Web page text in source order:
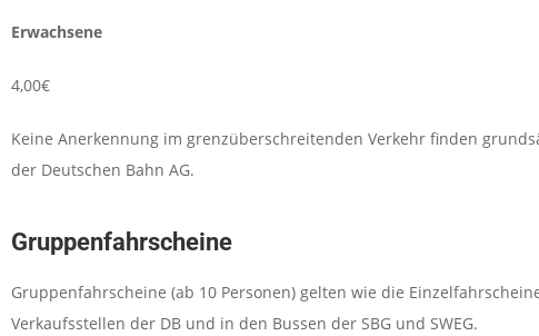
Erwachsene
4,00€
Keine Anerkennung im grenzüberschreitenden Verkehr finden
der Deutschen Bahn AG.
Gruppenfahrscheine
Gruppenfahrscheine (ab 10 Personen) gelten wie die
Verkaufsstellen der DB und in den Bussen der SBG und SWEG.